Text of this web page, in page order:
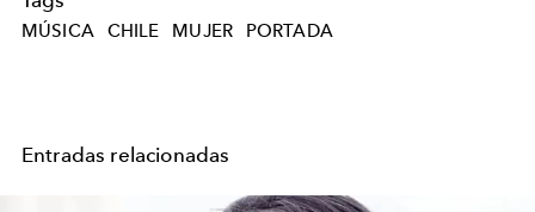
MÚSICA CHILE MUJER PORTADA
Entradas relacionadas